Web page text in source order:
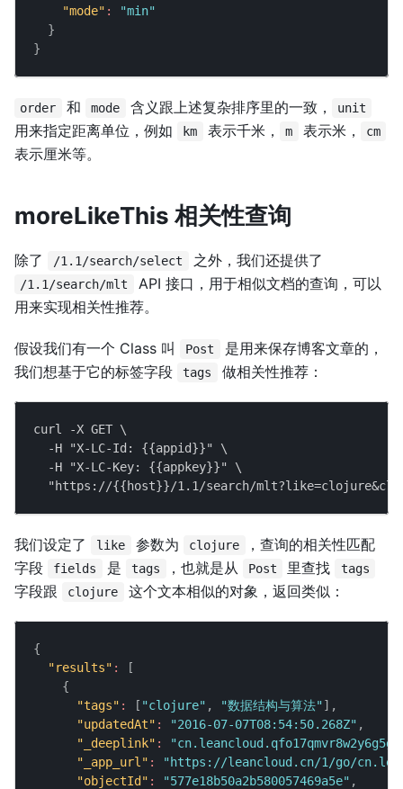
"mode" :
"min"
}
}
order 和 mode 含义跟上述复杂排序里的一致， unit
用来指定距离单位，例如 km 表示千米， m 表示米， cm
表示厘米等。
moreLikeThis 相关性查询
除了 /1.1/search/select 之外，我们还提供了
/1.1/search/mlt
API 接口，用于相似文档的查询，可以
用来实现相关性推荐。
假设我们有一个 Class 叫 Post
是用来保存博客文章的，
我们想基于它的标签字段
tags 做相关性推荐：
curl -X GET \
  -H "X-LC-Id: {{appid}}" \
  -H "X-LC-Key: {{appkey}}" \
"https://{{host}}/1.1/search/
我们设定了 like 参数为 clojure
，查询的相关性匹配
字段
fields 是 tags ，也就是从 Post 里查找 tags
字段跟 clojure 这个文本相似的对象，返回类似：
{
"results" :
[
{
"tags" : [ "clojure" , "数据结构与算法" ] ,
"updatedAt" : "2016-07-07T08:54:50.268Z" ,
"_deeplink" :
"_app_url" :
"https://leancloud.cn/1/go/
"objectId" : "577e18b50a2b580057469a5e" ,